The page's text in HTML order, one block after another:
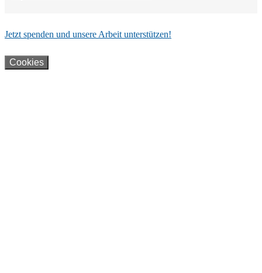
Jetzt spenden und unsere Arbeit unterstützen!
Cookies